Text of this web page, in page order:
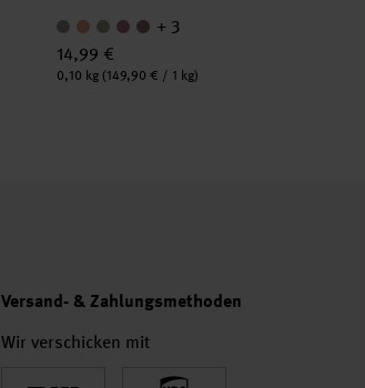
+ 3
14,99 €
Inhalt:
0,10 kg (149,90 € / 1 kg)
Versand- & Zahlungsmethoden
Wir verschicken mit